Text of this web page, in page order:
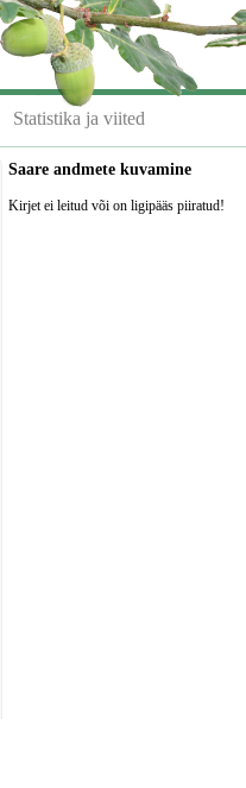
Statistika ja viited
Saare andmete kuvamine
Kirjet ei leitud või on ligipääs piiratud!